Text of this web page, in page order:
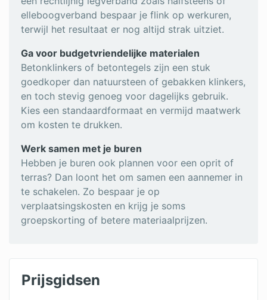
elleboogverband bespaar je flink op werkuren,
terwijl het resultaat er nog altijd strak uitziet.
Ga voor budgetvriendelijke materialen
Betonklinkers of betontegels zijn een stuk
goedkoper dan natuursteen of gebakken klinkers,
en toch stevig genoeg voor dagelijks gebruik.
Kies een standaardformaat en vermijd maatwerk
om kosten te drukken.
Werk samen met je buren
Hebben je buren ook plannen voor een oprit of
terras? Dan loont het om samen een aannemer in
te schakelen. Zo bespaar je op
verplaatsingskosten en krijg je soms
groepskorting of betere materiaalprijzen.
Prijsgidsen